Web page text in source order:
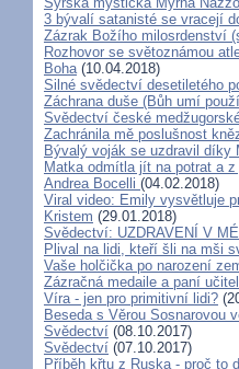
3 bývalí satanisté se vracejí
Zázrak Božího milosrdenství
Rozhovor se světoznámou
Boha(10.04.2018)
Silné svědectví desetiletého
Záchrana duše (Bůh umí
Svědectví české
Zachránila mě poslušnost
Bývalý voják se uzdravil díky
Matka odmítla jít na potrat a
Andrea Bocelli (04.02.2018)
Viral video: Emily vysvětluje
Kristem (29.01.2018)
Svědectví: UZDRAVENÍ V
Plival na lidi, kteří šli na mši
Vaše holčička po narození
Zázračná medaile a paní
Víra - jen pro primitivní lidi?
Beseda s Věrou Sosnarovou
Svědectví (08.10.2017)
Svědectví (07.10.2017)
Příběh křtu z Ruska - proč to